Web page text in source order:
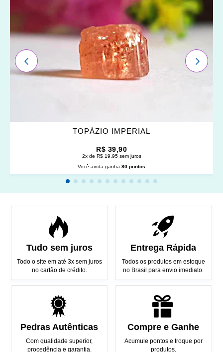
TOPÁZIO IMPERIAL
R$ 39,90
2x de R$ 19,95 sem juros
Você ainda ganha 80 pontos
ANTERIOR
Tudo sem juros
Todo o site em até 3x sem juros
no cartão de crédito.
Entrega Rápida
Todos os produtos em estoque
no Brasil para envio imediato.
Pedras Autênticas
Com qualidade superior,
procedência e garantia.
Compre e Ganhe
Acumule pontos e troque por
produtos.